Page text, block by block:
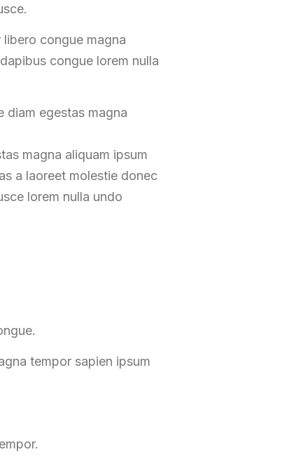
congue magna
congue lorem nulla
diam egestas magna
magna aliquam ipsum
a laoreet molestie donec
lorem nulla undo
tempor sapien ipsum